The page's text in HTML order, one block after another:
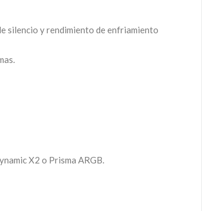
silencio y rendimiento de enfriamiento
X2 o Prisma ARGB.